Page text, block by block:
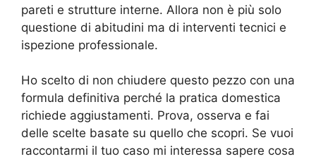
pareti e strutture interne. Allora non è più solo
questione di abitudini ma di interventi tecnici e
ispezione professionale.
Ho scelto di non chiudere questo pezzo con una
formula definitiva perché la pratica domestica
richiede aggiustamenti. Prova, osserva e fai
delle scelte basate su quello che scopri. Se vuoi
raccontarmi il tuo caso mi interessa sapere cosa